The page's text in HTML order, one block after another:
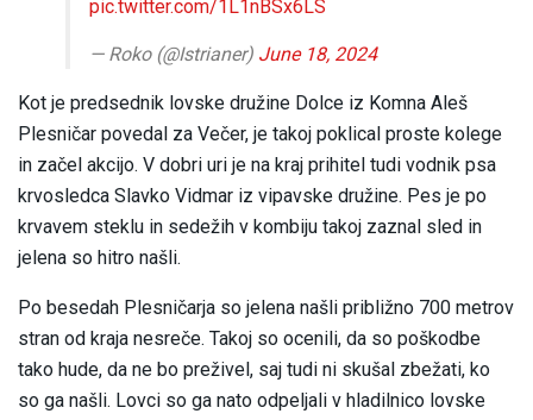
pic.twitter.com/1L1nBSx6LS
— Roko (@Istrianer) June 18, 2024
Kot je predsednik lovske družine Dolce iz Komna Aleš
Plesničar povedal za Večer, je takoj poklical proste kolege
in začel akcijo. V dobri uri je na kraj prihitel tudi vodnik psa
krvosledca Slavko Vidmar iz vipavske družine. Pes je po
krvavem steklu in sedežih v kombiju takoj zaznal sled in
jelena so hitro našli.
Po besedah Plesničarja so jelena našli približno 700 metrov
stran od kraja nesreče. Takoj so ocenili, da so poškodbe
tako hude, da ne bo preživel, saj tudi ni skušal zbežati, ko
so ga našli. Lovci so ga nato odpeljali v hladilnico lovske